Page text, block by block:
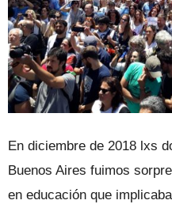
En diciembre de 2018 lxs
Buenos Aires fuimos
en educación que